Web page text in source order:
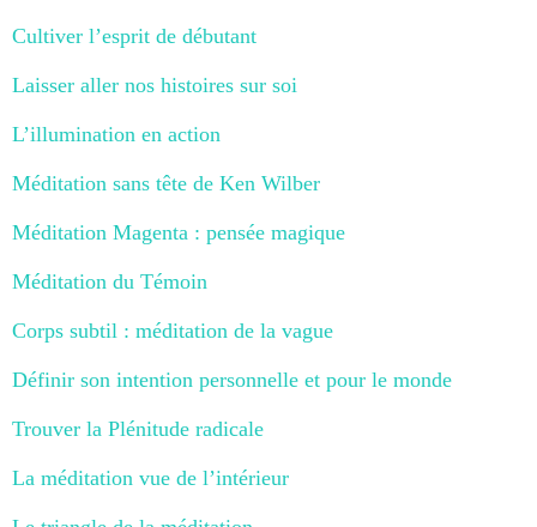
Cultiver l’esprit de débutant
Laisser aller nos histoires sur soi
L’illumination en action
Méditation sans tête de Ken Wilber
Méditation Magenta : pensée magique
Méditation du Témoin
Corps subtil : méditation de la vague
Définir son intention personnelle et pour le monde
Trouver la Plénitude radicale
La méditation vue de l’intérieur